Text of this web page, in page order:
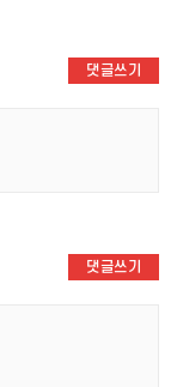
댓글쓰기
댓글쓰기